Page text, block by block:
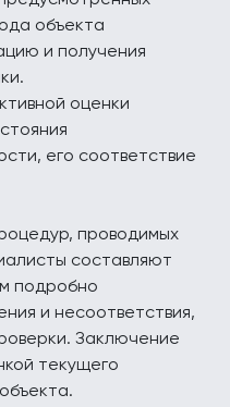
объекта
и получения
оценки
его соответствие
проводимых
составляют
подробно
и несоответствия,
Заключение
текущего